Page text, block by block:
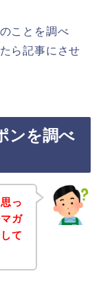
ことを調べ
ら記事にさせ
ンを調べ
っ
ガ
て